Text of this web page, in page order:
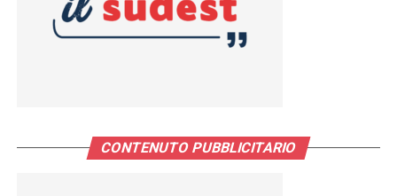
CONTENUTO PUBBLICITARIO